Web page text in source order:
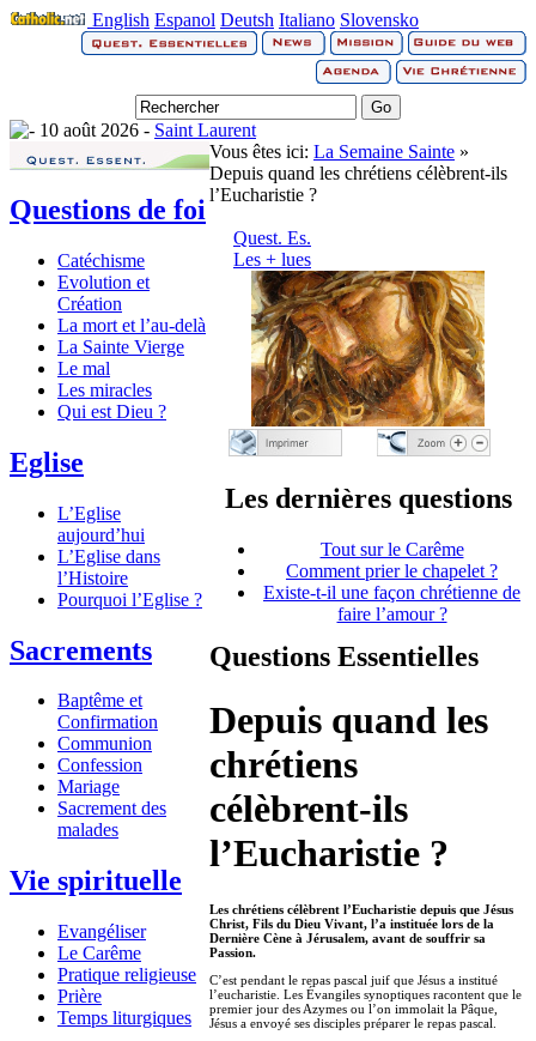
English Espanol Deutsh Italiano Slovensko
10 août 2026 - Saint Laurent
Questions de foi
Catéchisme
Evolution et
Création
La mort et l’au-delà
La Sainte Vierge
Le mal
Les miracles
Qui est Dieu ?
Eglise
L’Eglise
aujourd’hui
L’Eglise dans
l’Histoire
Pourquoi l’Eglise ?
Sacrements
Baptême et
Confirmation
Communion
Confession
Mariage
Sacrement des
malades
Vie spirituelle
Evangéliser
Le Carême
Pratique religieuse
Prière
Temps liturgiques
Vous êtes ici: La Semaine Sainte »
Depuis quand les chrétiens célèbrent-ils
l’Eucharistie ?
Quest. Es.
Les + lues
Les dernières questions
Tout sur le Carême
Comment prier le chapelet ?
Existe-t-il une façon chrétienne de
faire l’amour ?
Questions Essentielles
Depuis quand les
chrétiens
célèbrent-ils
l’Eucharistie ?
Les chrétiens célèbrent l’Eucharistie depuis que Jésus
Christ, Fils du Dieu Vivant, l’a instituée lors de la
Dernière Cène à Jérusalem, avant de souffrir sa
Passion.
C’est pendant le repas pascal juif que Jésus a institué
l’eucharistie. Les Évangiles synoptiques racontent que le
premier jour des Azymes ou l’on immolait la Pâque,
Jésus a envoyé ses disciples préparer le repas pascal.